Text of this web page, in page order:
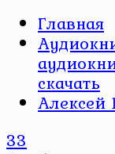
Главная
скачать
33